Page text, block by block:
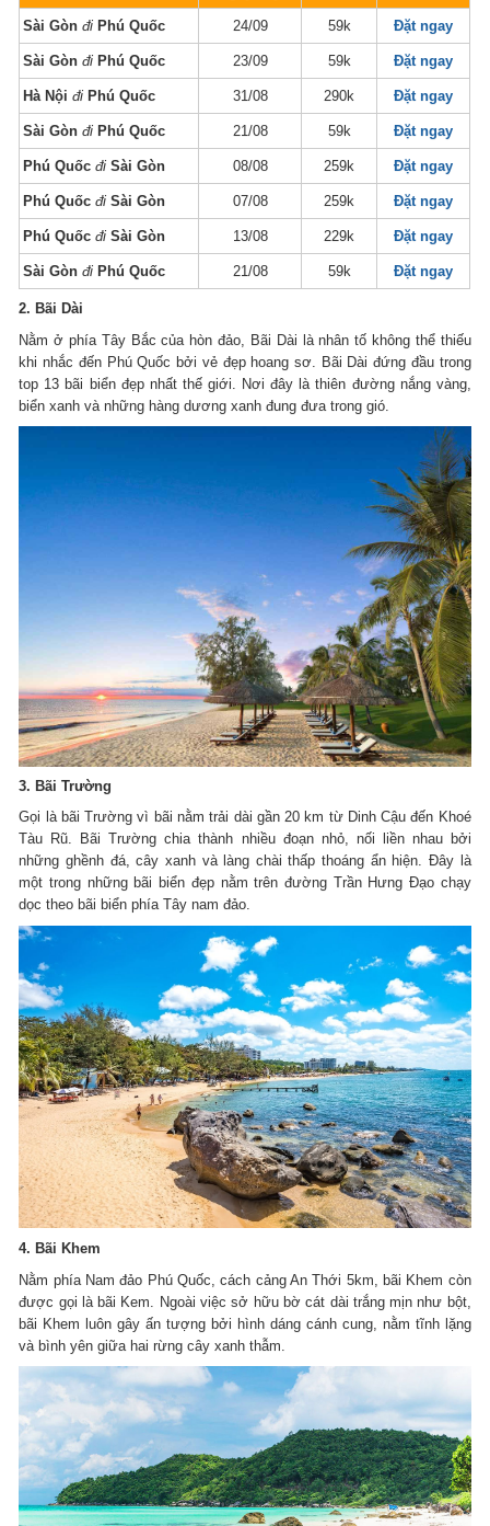
Sài Gònđi Phú Quốc 24/09 59k Đặt ngay
Sài Gònđi Phú Quốc 23/09 59k Đặt ngay
Hà Nộiđi Phú Quốc 31/08 290k Đặt ngay
Sài Gònđi Phú Quốc 21/08 59k Đặt ngay
Phú Quốcđi Sài Gòn 08/08 259k Đặt ngay
Phú Quốcđi Sài Gòn 07/08 259k Đặt ngay
Phú Quốcđi Sài Gòn 13/08 229k Đặt ngay
Sài Gònđi Phú Quốc 21/08 59k Đặt ngay
2. Bãi Dài
Nằm ở phía Tây Bắc của hòn đảo, Bãi Dài là nhân tố không thể thiếu
khi nhắc đến Phú Quốc bởi vẻ đẹp hoang sơ. Bãi Dài đứng đầu trong
top 13 bãi biển đẹp nhất thế giới. Nơi đây là thiên đường nắng vàng,
biển xanh và những hàng dương xanh đung đưa trong gió.
3. Bãi Trường
Gọi là bãi Trường vì bãi nằm trải dài gần 20 km từ Dinh Cậu đến Khoé
Tàu Rũ. Bãi Trường chia thành nhiều đoạn nhỏ, nối liền nhau bởi
những ghềnh đá, cây xanh và làng chài thấp thoáng ẩn hiện. Đây là
một trong những bãi biển đẹp nằm trên đường Trần Hưng Đạo chạy
dọc theo bãi biển phía Tây nam đảo.
4. Bãi Khem
Nằm phía Nam đảo Phú Quốc, cách cảng An Thới 5km, bãi Khem còn
được gọi là bãi Kem. Ngoài việc sở hữu bờ cát dài trắng mịn như bột,
bãi Khem luôn gây ấn tượng bởi hình dáng cánh cung, nằm tĩnh lặng
và bình yên giữa hai rừng cây xanh thẫm.